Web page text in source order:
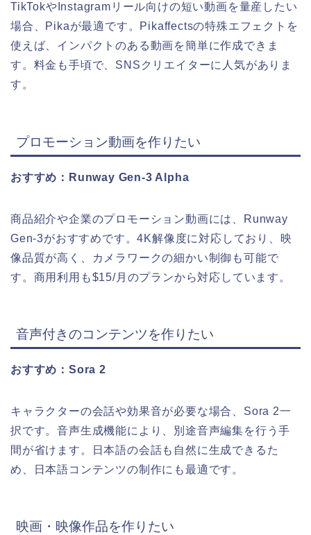
TikTokやInstagramリール向けの短い動画を量産したい
場合、Pikaが最適です。Pikaffectsの特殊エフェクトを
使えば、インパクトのある動画を簡単に作成できま
す。料金も手頃で、SNSクリエイターに人気がありま
す。
プロモーション動画を作りたい
おすすめ：Runway Gen-3 Alpha
商品紹介や企業のプロモーション動画には、Runway
Gen-3がおすすめです。4K解像度に対応しており、映
像品質が高く、カメラワークの細かい制御も可能で
す。商用利用も$15/月のプランから対応しています。
音声付きのコンテンツを作りたい
おすすめ：Sora 2
キャラクターの会話や効果音が必要な場合、Sora 2一
択です。音声生成機能により、別途音声編集を行う手
間が省けます。日本語の会話も自然に生成できるた
め、日本語コンテンツの制作にも最適です。
映画・映像作品を作りたい